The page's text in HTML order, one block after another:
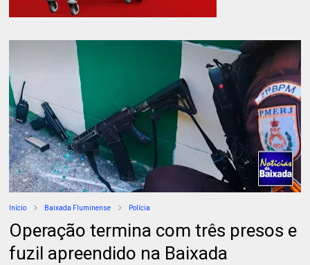
Início Baixada Fluminense Polícia
Operação termina com três presos e
fuzil apreendido na Baixada